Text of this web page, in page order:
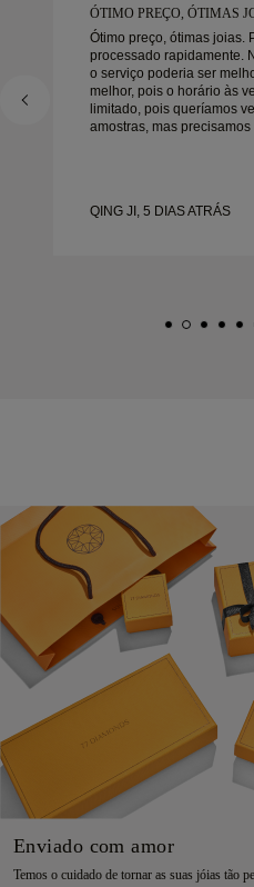
ÓTIMO PREÇO, ÓTIMAS
Ótimo preço, ótimas joias.
processado rapidamente.
o serviço poderia ser
melhor, pois o horário às
limitado, pois queríamos
amostras, mas
QING JI, 5 DIAS ATRÁS
Enviado com amor
Temos o cuidado de tornar as suas jóias tão